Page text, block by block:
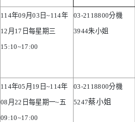
114年09月03 日~114年
12 月 17 日每星期三
15:10~17:00
03-2118800分機
3944朱小姐
114年05 月 19 日~114年
08 月 22 日每星期一~五
09:10~17:00
03-2118800分機
5247蔡小姐